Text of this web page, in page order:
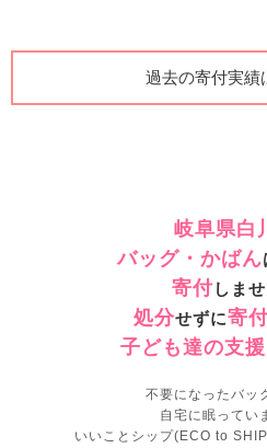
過去の寄付実績
岐阜県白
バッグ・かばん
寄付しま
処分せずに寄
子ども達の支援
不要になったバッ
自宅に眠ってい
いいことシップ(ECO to